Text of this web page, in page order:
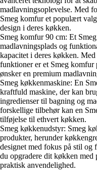
madlavningsoplevelse. Med
Smeg komfur et populært
design i deres køkken.
Smeg komfur 90 cm: Et
madlavningsplads og
kapacitet i deres køkken.
funktioner er et Smeg
ønsker en premium
Smeg køkkenmaskine: En
kraftfuld maskine, der kan
ingredienser til bagning og
forskellige tilbehør kan en
tilføjelse til ethvert køkken.
Smeg køkkenudstyr: Smeg
produkter, herunder
designet med fokus på stil
du opgradere dit køkken
praktisk anvendelighed.